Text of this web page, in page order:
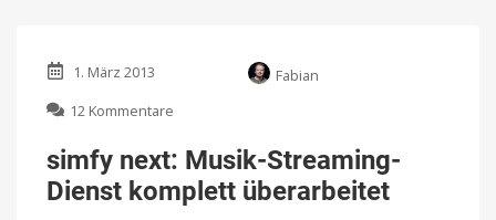
1. März 2013
Fabian
12 Kommentare
next:
Musik-
Streaming-
simfy next: Musik-Streaming-
Dienst komplett überarbeitet